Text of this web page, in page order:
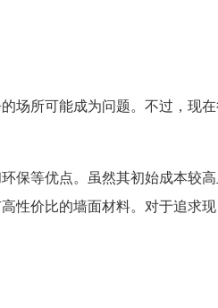
场所可能成为问题。不过，现
保等优点。虽然其初始成本较
性价比的墙面材料。对于追求现